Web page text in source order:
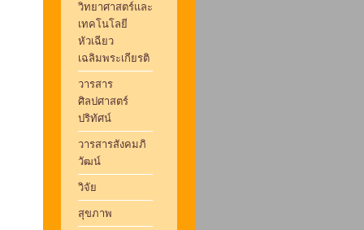
วิทยาศาสตร์และ
เทคโนโลยี
หัวเฉียว
เฉลิมพระเกียรติ
วารสาร
ศิลปศาสตร์
ปริทัศน์
วารสารสังคมภิ
วัฒน์
วิจัย
สุขภาพ